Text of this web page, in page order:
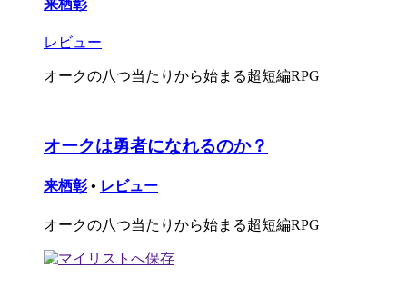
来栖彰
レビュー
オークの八つ当たりから始まる超短編RPG
オークは勇者になれるのか？
来栖彰 • レビュー
オークの八つ当たりから始まる超短編RPG